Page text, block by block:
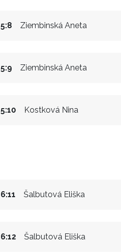
Ziembinská Aneta
5:8
Ziembinská Aneta
5:9
Kostková Nina
5:10
Šalbutová Eliška
6:11
Šalbutová Eliška
6:12